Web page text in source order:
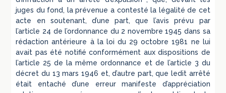
juges du fond, la prévenue a contesté la légalité de cet
acte en soutenant, d’une part, que l’avis prévu par
l’article 24 de l’ordonnance du 2 novembre 1945 dans sa
rédaction antérieure à la loi du 29 octobre 1981 ne lui
avait pas été notifié conformément aux dispositions de
l’article 25 de la même ordonnance et de l’article 3 du
décret du 13 mars 1946 et, d’autre part, que ledit arrêté
était entaché d’une erreur manifeste d’appréciation